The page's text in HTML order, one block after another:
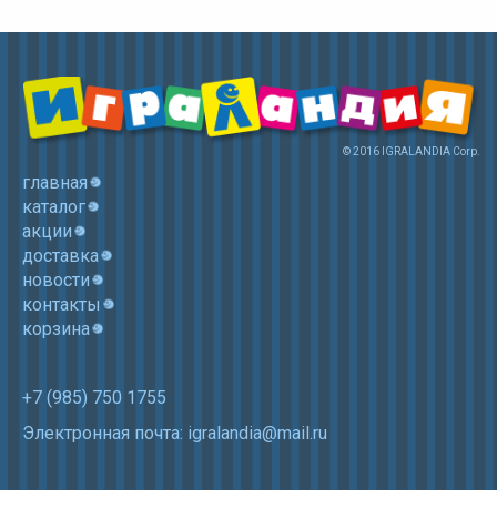
© 2016 IGRALANDIA Corp.
главная
каталог
акции
доставка
новости
контакты
корзина
+7 (985) 750 1755
Электронная почта: igralandia@mail.ru